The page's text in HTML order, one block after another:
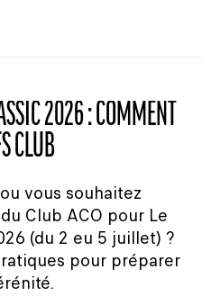
2026 : COMMENT
CLUB
vous souhaitez
Club ACO pour Le
(du 2 eu 5 juillet) ?
pour préparer